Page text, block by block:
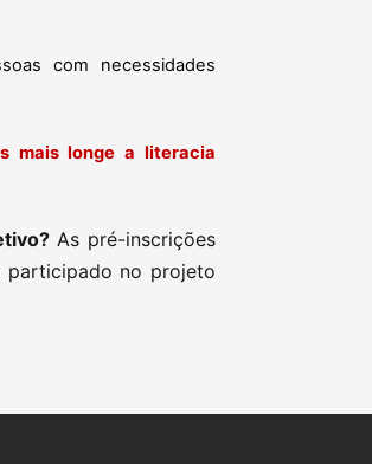
com necessidades
mais longe a literacia
As pré-inscrições
participado no projeto